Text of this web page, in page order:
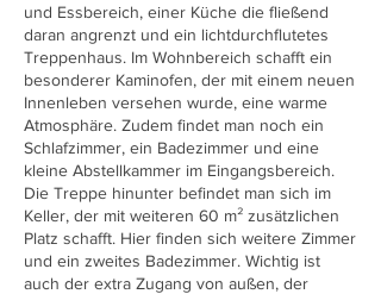
und Essbereich, einer Küche die fließend
daran angrenzt und ein lichtdurchflutetes
Treppenhaus. Im Wohnbereich schafft ein
besonderer Kaminofen, der mit einem neuen
Innenleben versehen wurde, eine warme
Atmosphäre. Zudem findet man noch ein
Schlafzimmer, ein Badezimmer und eine
kleine Abstellkammer im Eingangsbereich.
Die Treppe hinunter befindet man sich im
Keller, der mit weiteren 60 m² zusätzlichen
Platz schafft. Hier finden sich weitere Zimmer
und ein zweites Badezimmer. Wichtig ist
auch der extra Zugang von außen, der